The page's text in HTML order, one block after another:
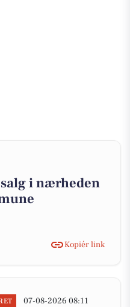
i nærheden
Kopiér link
07-08-2026 08:11